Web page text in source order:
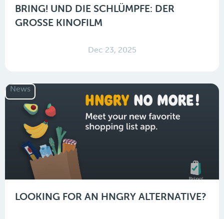
BRING! UND DIE SCHLÜMPFE: DER
GROSSE KINOFILM
Dec 23, 2025
News
LOOKING FOR AN HNGRY ALTERNATIVE?